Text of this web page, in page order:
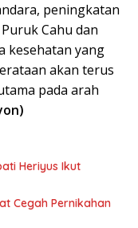
peningkatan
Cahu dan
kesehatan yang
akan terus
pada arah
Heriyus Ikut
Cegah Pernikahan